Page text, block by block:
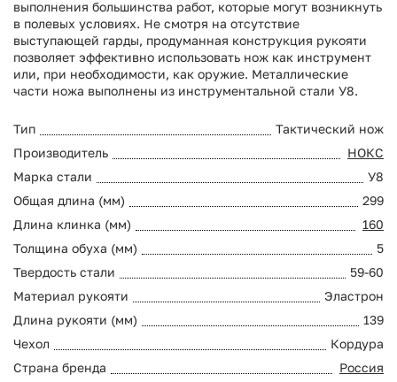
выполнения большинства работ, которые могут возникнуть
в полевых условиях. Не смотря на отсутствие
выступающей гарды, продуманная конструкция рукояти
позволяет эффективно использовать нож как инструмент
или, при необходимости, как оружие. Металлические
части ножа выполнены из инструментальной стали У8.
Тип
Тактический нож
Производитель
НОКС
Марка стали
У8
Общая длина (мм)
299
Длина клинка (мм)
160
Толщина обуха (мм)
5
Твердость стали
59-60
Материал рукояти
Эластрон
Длина рукояти (мм)
139
Чехол
Кордура
Страна бренда
Россия